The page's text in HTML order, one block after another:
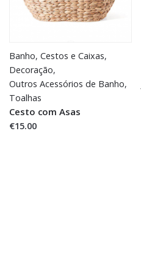
Banho, Cestos e Caixas,
Decoração,
Outros Acessórios de Banho,
Toalhas
Cesto com Asas
€15.00